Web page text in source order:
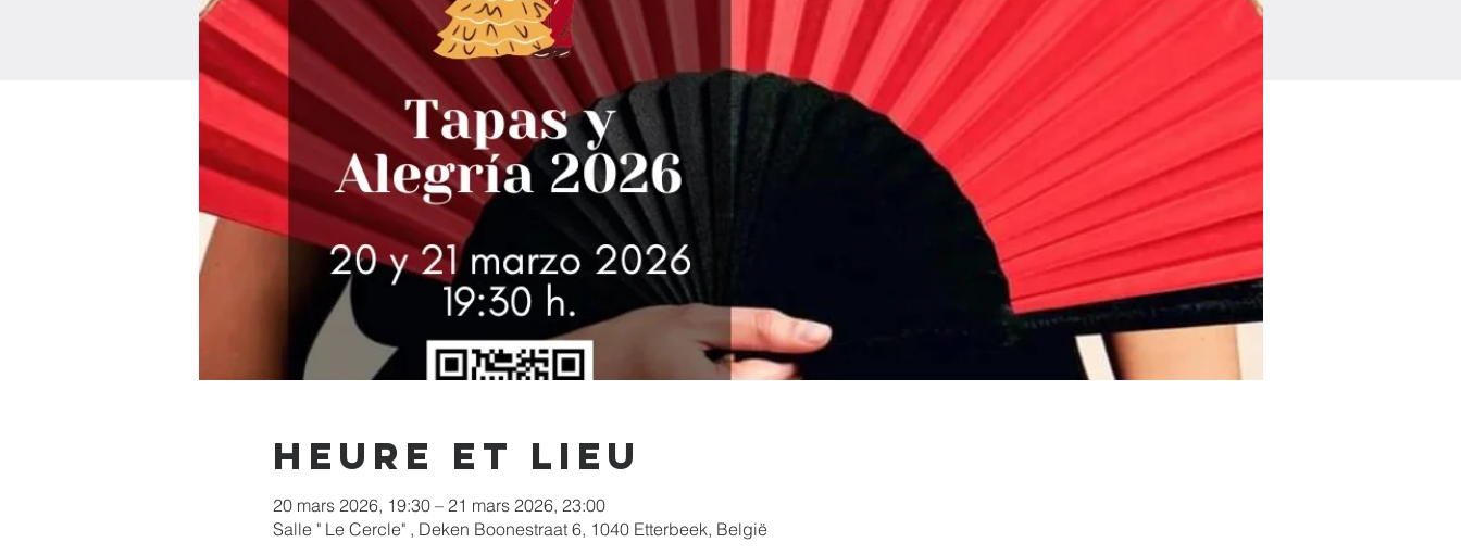
Heure et lieu
20 mars 2026, 19:30 – 21 mars 2026, 23:00
Salle " Le Cercle" , Deken Boonestraat 6, 1040 Etterbeek, België